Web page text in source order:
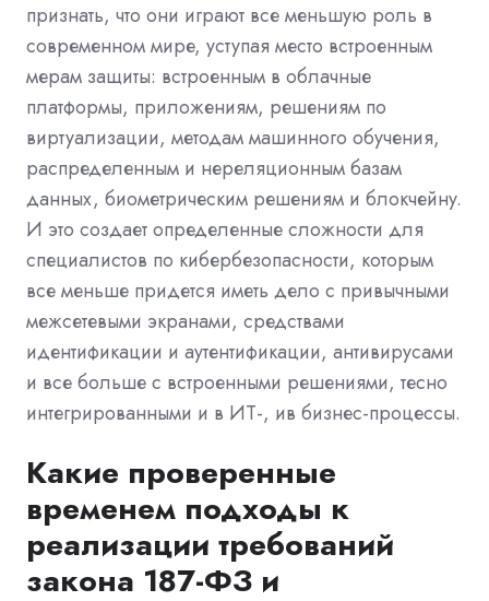
признать, что они играют все меньшую роль в
современном мире, уступая место встроенным
мерам защиты: встроенным в облачные
платформы, приложениям, решениям по
виртуализации, методам машинного обучения,
распределенным и нереляционным базам
данных, биометрическим решениям и блокчейну.
И это создает определенные сложности для
специалистов по кибербезопасности, которым
все меньше придется иметь дело с привычными
межсетевыми экранами, средствами
идентификации и аутентификации, антивирусами
и все больше с встроенными решениями, тесно
интегрированными и в ИТ-, ив бизнес-процессы.
Какие проверенные
временем подходы к
реализации требований
закона 187-ФЗ и